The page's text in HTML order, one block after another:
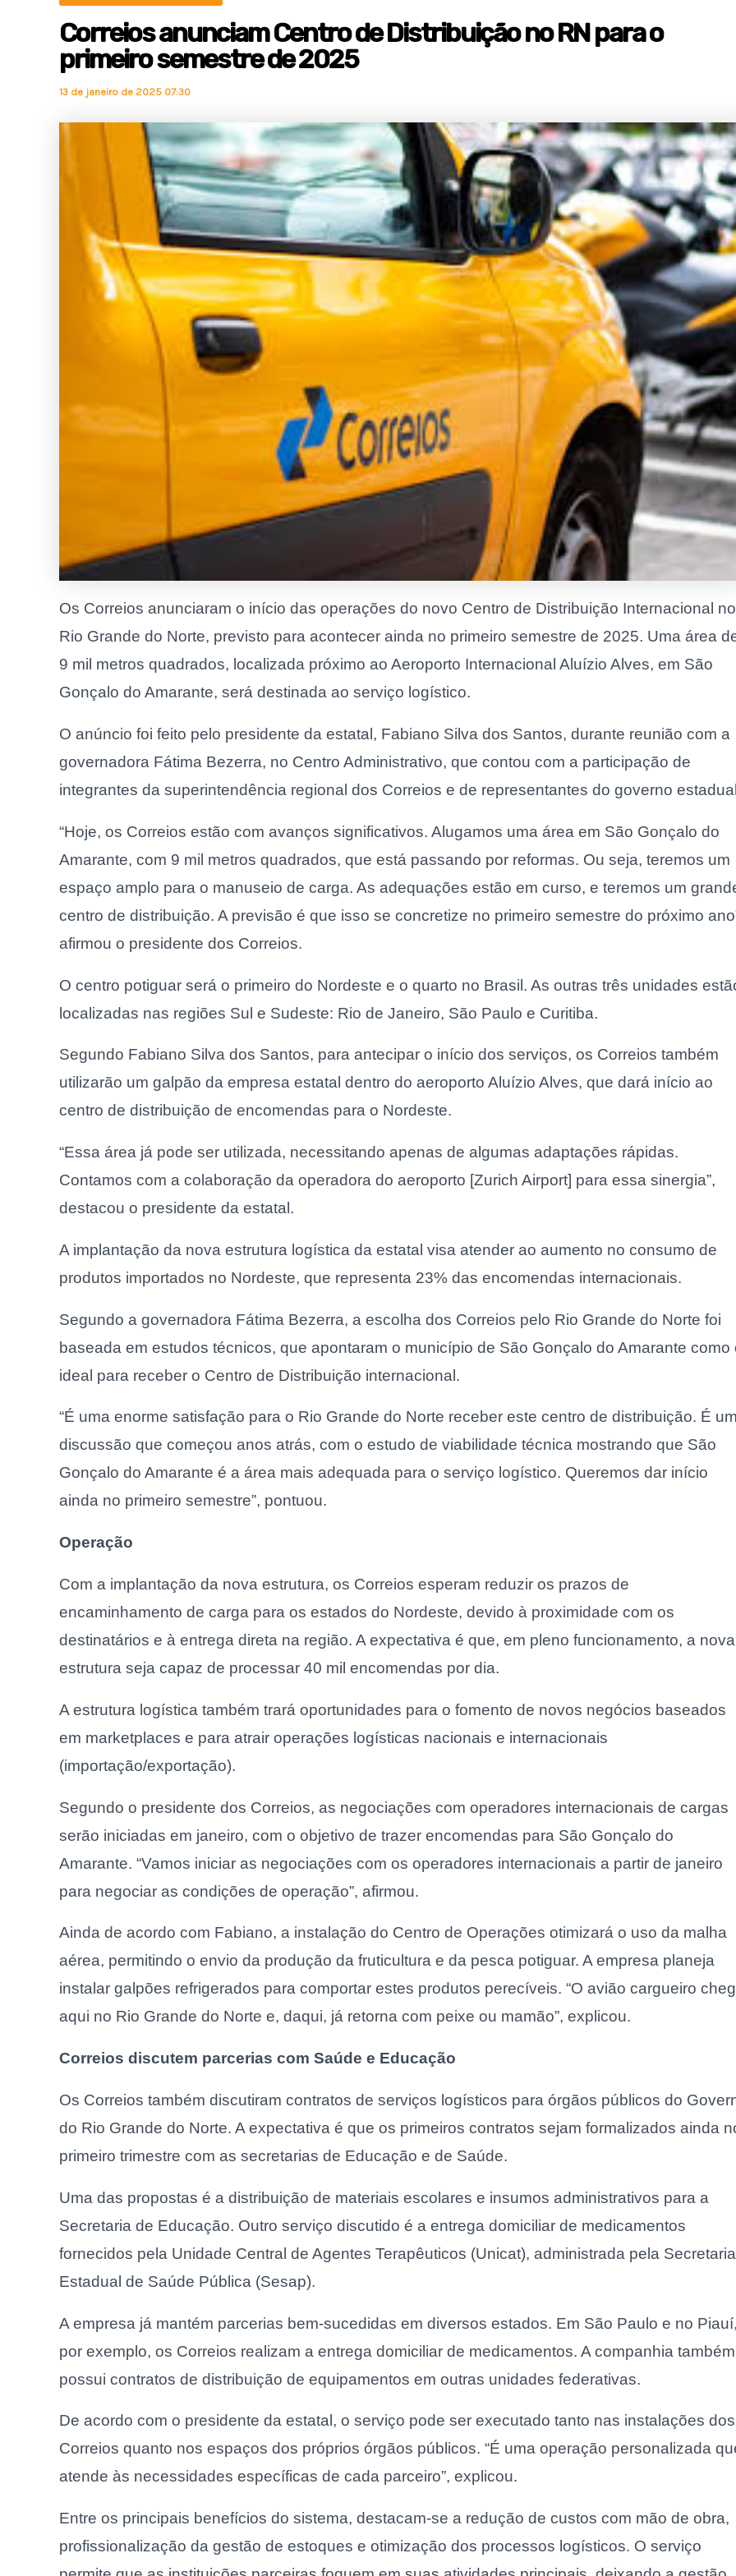
Correios anunciam Centro de Distribuição no RN para o
primeiro semestre de 2025
13 de janeiro de 2025 07:30
Os Correios anunciaram o início das operações do novo Centro de Distribuição Internacional no
Rio Grande do Norte, previsto para acontecer ainda no primeiro semestre de 2025. Uma área
9 mil metros quadrados, localizada próximo ao Aeroporto Internacional Aluízio Alves, em São
Gonçalo do Amarante, será destinada ao serviço logístico.
O anúncio foi feito pelo presidente da estatal, Fabiano Silva dos Santos, durante reunião com a
governadora Fátima Bezerra, no Centro Administrativo, que contou com a participação de
integrantes da superintendência regional dos Correios e de representantes do governo
“Hoje, os Correios estão com avanços significativos. Alugamos uma área em São Gonçalo do
Amarante, com 9 mil metros quadrados, que está passando por reformas. Ou seja, teremos um
espaço amplo para o manuseio de carga. As adequações estão em curso, e teremos um
centro de distribuição. A previsão é que isso se concretize no primeiro semestre do próximo
afirmou o presidente dos Correios.
O centro potiguar será o primeiro do Nordeste e o quarto no Brasil. As outras três unidades
localizadas nas regiões Sul e Sudeste: Rio de Janeiro, São Paulo e Curitiba.
Segundo Fabiano Silva dos Santos, para antecipar o início dos serviços, os Correios também
utilizarão um galpão da empresa estatal dentro do aeroporto Aluízio Alves, que dará início ao
centro de distribuição de encomendas para o Nordeste.
“Essa área já pode ser utilizada, necessitando apenas de algumas adaptações rápidas.
Contamos com a colaboração da operadora do aeroporto [Zurich Airport] para essa sinergia”,
destacou o presidente da estatal.
A implantação da nova estrutura logística da estatal visa atender ao aumento no consumo de
produtos importados no Nordeste, que representa 23% das encomendas internacionais.
Segundo a governadora Fátima Bezerra, a escolha dos Correios pelo Rio Grande do Norte foi
baseada em estudos técnicos, que apontaram o município de São Gonçalo do Amarante como
ideal para receber o Centro de Distribuição internacional.
“É uma enorme satisfação para o Rio Grande do Norte receber este centro de distribuição. É
discussão que começou anos atrás, com o estudo de viabilidade técnica mostrando que São
Gonçalo do Amarante é a área mais adequada para o serviço logístico. Queremos dar início
ainda no primeiro semestre”, pontuou.
Operação
Com a implantação da nova estrutura, os Correios esperam reduzir os prazos de
encaminhamento de carga para os estados do Nordeste, devido à proximidade com os
destinatários e à entrega direta na região. A expectativa é que, em pleno funcionamento, a nova
estrutura seja capaz de processar 40 mil encomendas por dia.
A estrutura logística também trará oportunidades para o fomento de novos negócios baseados
em marketplaces e para atrair operações logísticas nacionais e internacionais
(importação/exportação).
Segundo o presidente dos Correios, as negociações com operadores internacionais de cargas
serão iniciadas em janeiro, com o objetivo de trazer encomendas para São Gonçalo do
Amarante. “Vamos iniciar as negociações com os operadores internacionais a partir de janeiro
para negociar as condições de operação”, afirmou.
Ainda de acordo com Fabiano, a instalação do Centro de Operações otimizará o uso da malha
aérea, permitindo o envio da produção da fruticultura e da pesca potiguar. A empresa planeja
instalar galpões refrigerados para comportar estes produtos perecíveis. “O avião cargueiro
aqui no Rio Grande do Norte e, daqui, já retorna com peixe ou mamão”, explicou.
Correios discutem parcerias com Saúde e Educação
Os Correios também discutiram contratos de serviços logísticos para órgãos públicos do
do Rio Grande do Norte. A expectativa é que os primeiros contratos sejam formalizados ainda
primeiro trimestre com as secretarias de Educação e de Saúde.
Uma das propostas é a distribuição de materiais escolares e insumos administrativos para a
Secretaria de Educação. Outro serviço discutido é a entrega domiciliar de medicamentos
fornecidos pela Unidade Central de Agentes Terapêuticos (Unicat), administrada pela Secretaria
Estadual de Saúde Pública (Sesap).
A empresa já mantém parcerias bem-sucedidas em diversos estados. Em São Paulo e no
por exemplo, os Correios realizam a entrega domiciliar de medicamentos. A companhia também
possui contratos de distribuição de equipamentos em outras unidades federativas.
De acordo com o presidente da estatal, o serviço pode ser executado tanto nas instalações dos
Correios quanto nos espaços dos próprios órgãos públicos. “É uma operação personalizada
atende às necessidades específicas de cada parceiro”, explicou.
Entre os principais benefícios do sistema, destacam-se a redução de custos com mão de obra,
profissionalização da gestão de estoques e otimização dos processos logísticos. O serviço